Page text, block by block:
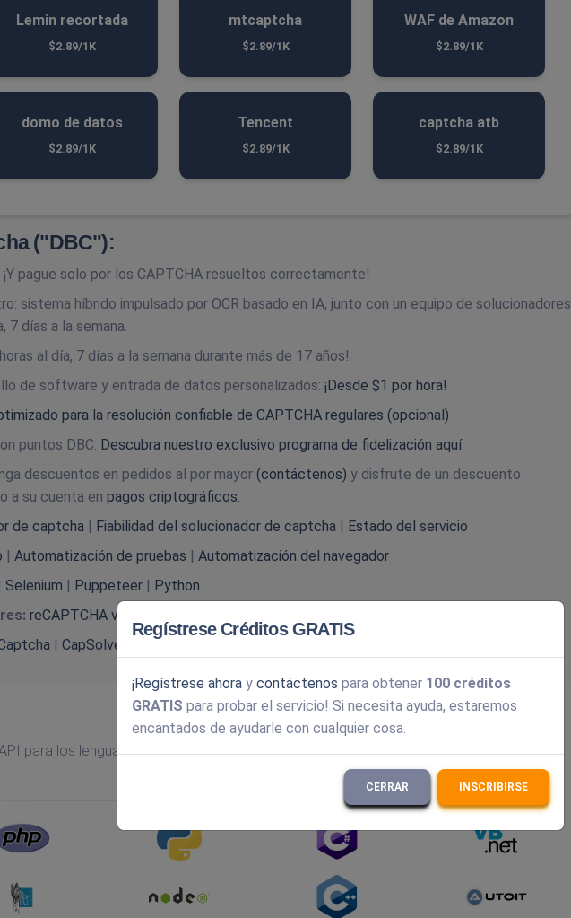
Lemin recortada
$2.89/1K
mtcaptcha
$2.89/1K
WAF de Amazon
$2.89/1K
domo de datos
$2.89/1K
Tencent
$2.89/1K
captcha atb
$2.89/1K
("DBC"):
pague solo por los CAPTCHA resueltos correctamente!
sistema híbrido impulsado por OCR basado en IA, junto con un equipo de solucionadores
7 días a la semana.
al día, 7 días a la semana durante más de 17 años!
de software y entrada de datos personalizados: ¡Desde $1 por hora!
para la resolución confiable de CAPTCHA regulares (opcional)
puntos DBC: Descubra nuestro exclusivo programa de fidelización aquí
descuentos en pedidos al por mayor (contáctenos) y disfrute de un descuento
a su cuenta en pagos criptográficos.
de captcha | Fiabilidad del solucionador de captcha | Estado del servicio
| Automatización de pruebas | Automatización del navegador
Selenium | Puppeteer | Python
reCAPTCHA v2
| CapSolver Anti-Captcha
para los lenguajes de programación más populares.Explore la documentación API
Regístrese Créditos GRATIS
¡Regístrese ahora y contáctenos para obtener 100 créditos
GRATIS para probar el servicio! Si necesita ayuda, estaremos
encantados de ayudarle con cualquier cosa.
CERRAR INSCRIBIRSE